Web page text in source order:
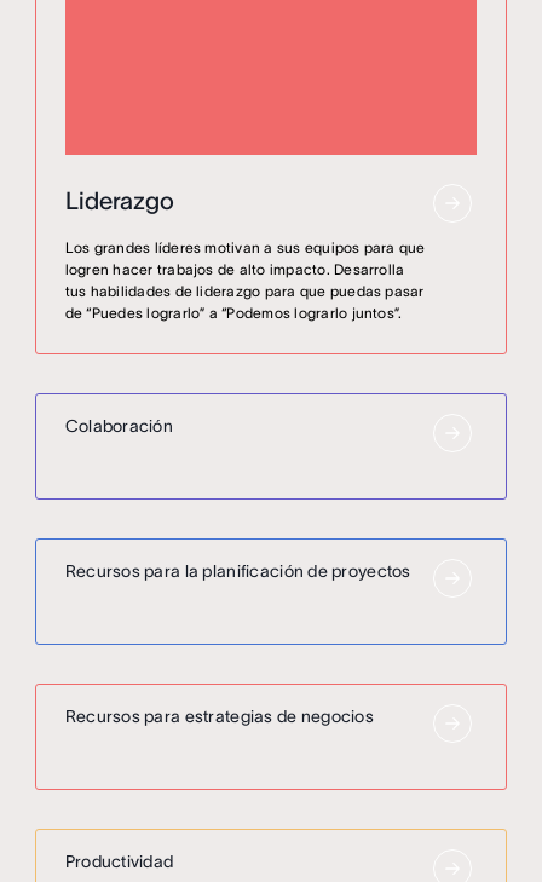
Liderazgo
Los grandes líderes motivan a sus equipos para que
logren hacer trabajos de alto impacto. Desarrolla
tus habilidades de liderazgo para que puedas pasar
de “Puedes lograrlo” a “Podemos lograrlo juntos”.
Colaboración
Recursos para la planificación de proyectos
Recursos para estrategias de negocios
Productividad